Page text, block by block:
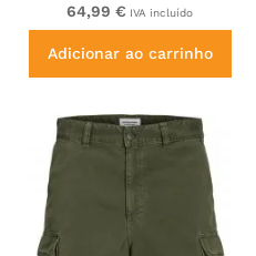
64,99 € IVA incluído
Adicionar ao carrinho